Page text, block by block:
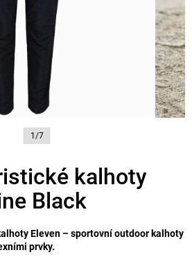
1/7
kalhoty
Black
Eleven – sportovní outdoor kalhoty
prvky.